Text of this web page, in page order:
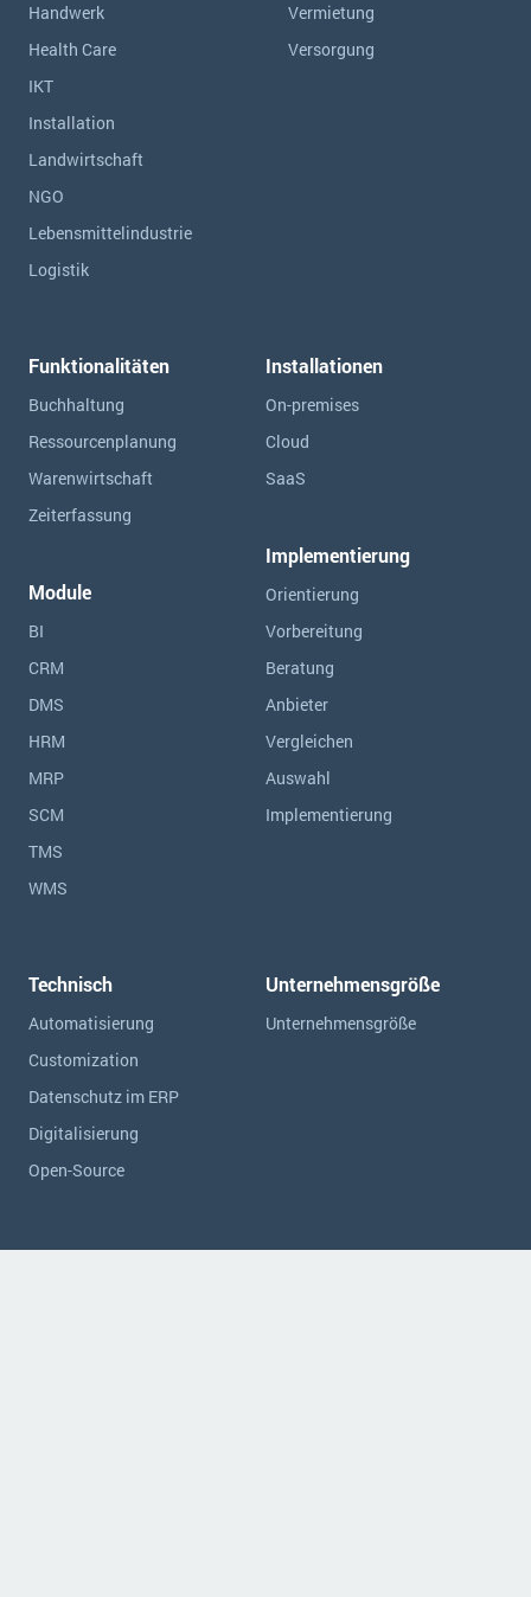
Handwerk
Health Care
IKT
Installation
Landwirtschaft
NGO
Lebensmittelindustrie
Logistik
Vermietung
Versorgung
Funktionalitäten
Buchhaltung
Ressourcen­planung
Warenwirtschaft
Zeiterfassung
Module
BI
CRM
DMS
HRM
MRP
SCM
TMS
WMS
Installationen
On-premises
Cloud
SaaS
Implementierung
Orientierung
Vorbereitung
Beratung
Anbieter
Vergleichen
Auswahl
Implementierung
Technisch
Automatisierung
Customization
Datenschutz im ERP
Digitalisierung
Open-Source
Unternehmensgröße
Unternehmensgröße